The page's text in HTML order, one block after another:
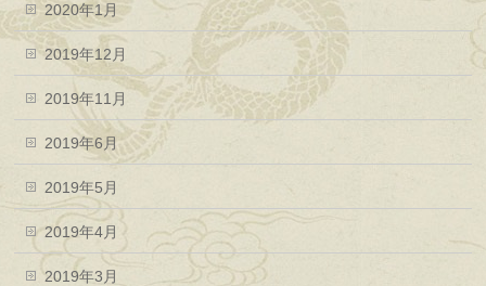
2020年1月
2019年12月
2019年11月
2019年6月
2019年5月
2019年4月
2019年3月